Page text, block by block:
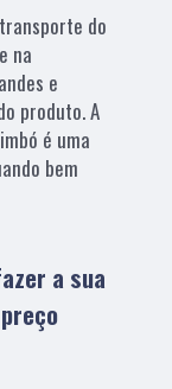
do
na
e
produto. A
é uma
bem
a sua